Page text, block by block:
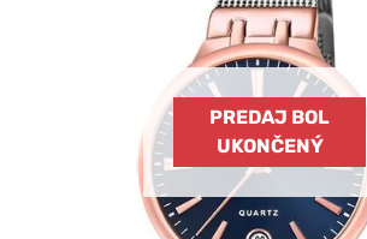
PREDAJ BOL
UKONČENÝ